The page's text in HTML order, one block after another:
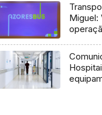
Miguel: